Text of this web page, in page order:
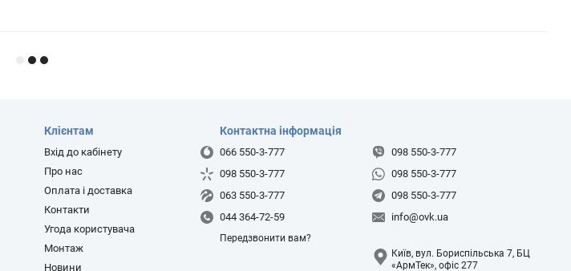
Клієнтам
Вхід до кабінету
Про нас
Оплата і доставка
Контакти
Угода користувача
Монтаж
Новини
Контактна інформація
066 550-3-777
098 550-3-777
063 550-3-777
044 364-72-59
Передзвонити вам?
098 550-3-777
098 550-3-777
098 550-3-777
info@ovk.ua
Київ, вул. Бориспільська 7, БЦ
«АрмТек», офіс 277